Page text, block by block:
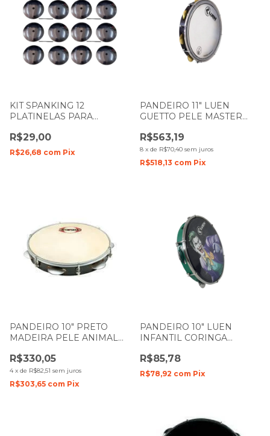
KIT SPANKING 12
PLATINELAS PARA
R$29,00
R$26,68 com Pix
PANDEIRO 11" LUEN
GUETTO PELE MASTER
PRETO 49053
R$563,19
8 x de R$70,40 sem juros
R$518,13 com Pix
PANDEIRO 10" PRETO
MADEIRA PELE ANIMAL
86LT
R$330,05
4 x de R$82,51 sem juros
R$303,65 com Pix
PANDEIRO 10" LUEN
INFANTIL CORINGA
R$85,78
R$78,92 com Pix